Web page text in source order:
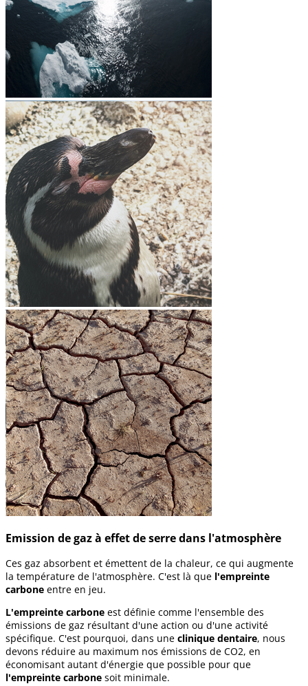
Emission de gaz à effet de serre dans l'atmosphère
Ces gaz absorbent et émettent de la chaleur, ce qui augmente
la température de l'atmosphère. C'est là que l'empreinte
carbone entre en jeu.
L'empreinte carbone est définie comme l'ensemble des
émissions de gaz résultant d'une action ou d'une activité
spécifique. C'est pourquoi, dans une clinique dentaire, nous
devons réduire au maximum nos émissions de CO2, en
économisant autant d'énergie que possible pour que
l'empreinte carbone soit minimale.